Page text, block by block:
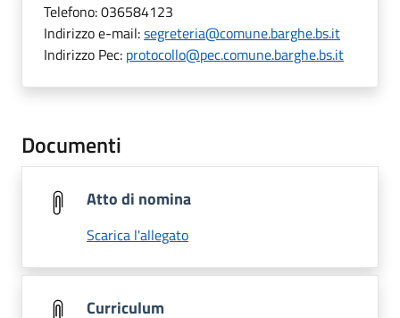
Telefono:036584123
Indirizzo e-mail:segreteria@comune.barghe.bs.it
Indirizzo Pec: protocollo@pec.comune.barghe.bs.it
Documenti
Atto di nomina
Scarica l'allegato
Curriculum